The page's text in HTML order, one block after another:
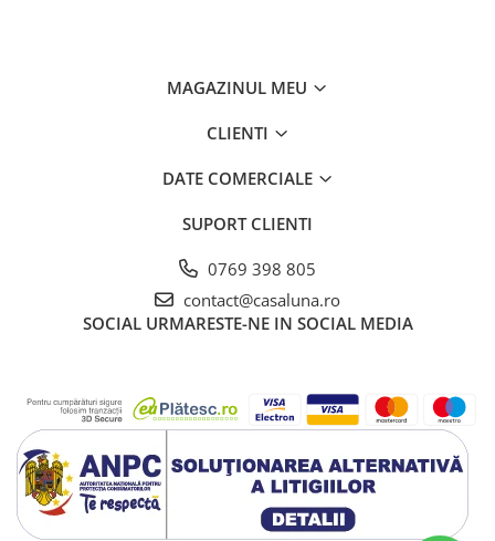
MAGAZINUL MEU
CLIENTI
DATE COMERCIALE
SUPORT CLIENTI
0769 398 805
contact@casaluna.ro
SOCIAL URMARESTE-NE IN SOCIAL MEDIA